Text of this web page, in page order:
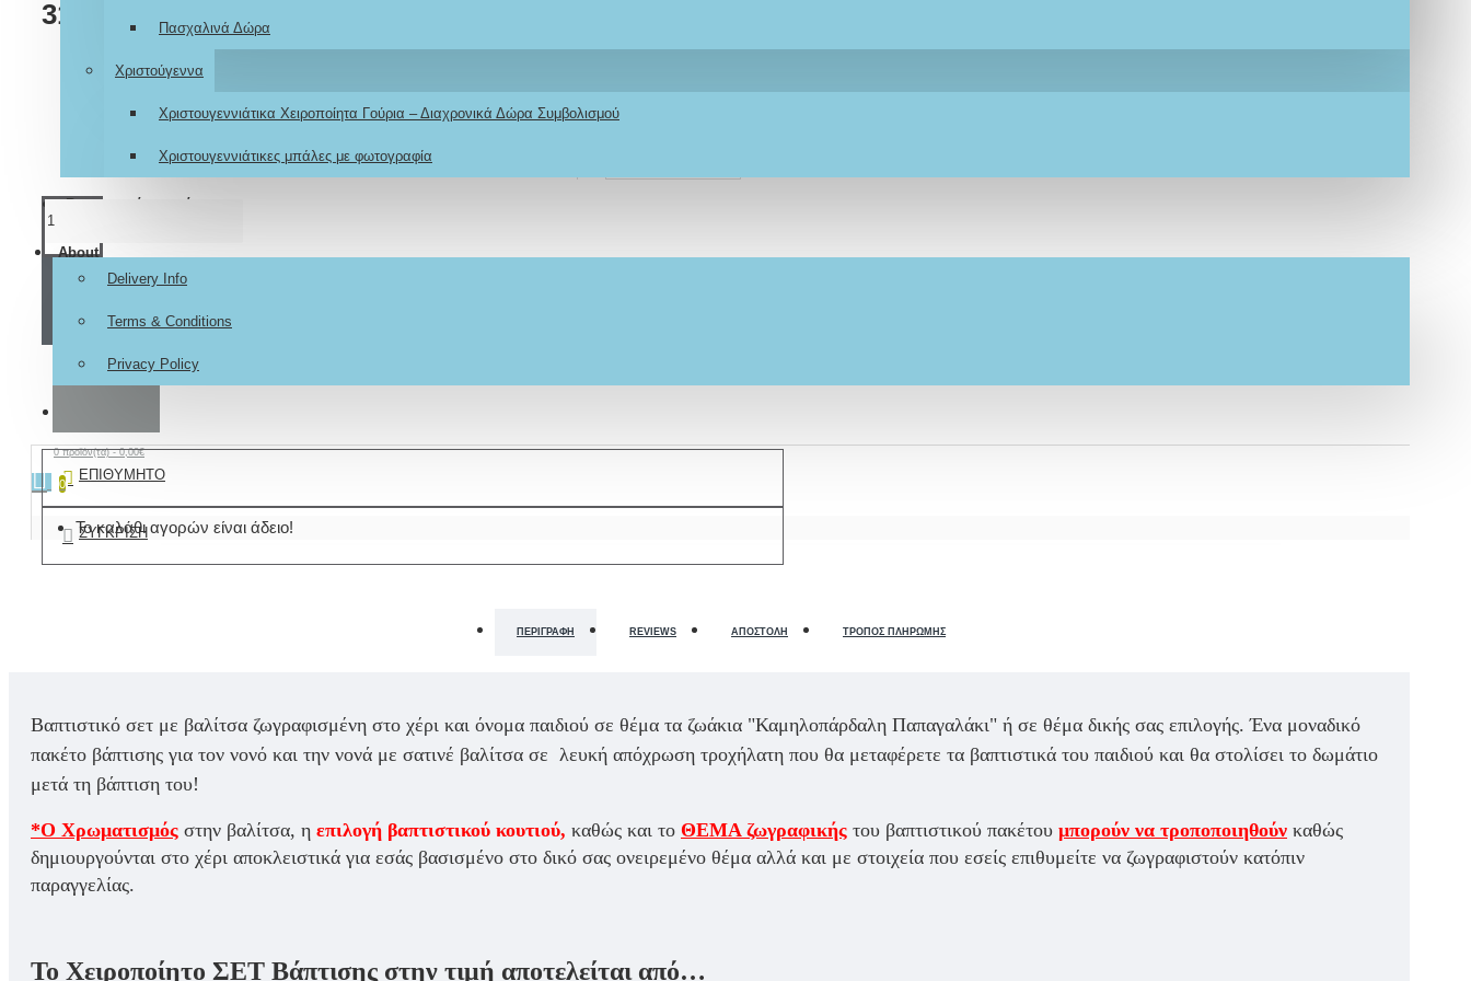
Πασχαλινά Δώρα
Χριστούγεννα
Χριστουγεννιάτικα Χειροποίητα Γούρια – Διαχρονικά Δώρα Συμβολισμού
Χριστουγεννιάτικες μπάλες με φωτογραφία
Βαπτιστικά κουτιά
About
Delivery Info
Terms & Conditions
Privacy Policy
0 προϊόν(τα) - 0,00€
0
Το καλάθι αγορών είναι άδειο!
315,00€
Stock:
ΚΑΛΆΘΙ
ΑΓΟΡΆ
ΕΠΙΘΥΜΗΤΌ
ΣΎΓΚΡΙΣΗ
ΠΕΡΙΓΡΑΦΉ REVIEWS ΑΠΟΣΤΟΛΉ ΤΡΌΠΟΣ ΠΛΗΡΩΜΉΣ
Βαπτιστικό σετ με βαλίτσα ζωγραφισμένη στο χέρι και όνομα παιδιού σε θέμα τα ζωάκια "Καμηλοπάρδαλη Παπαγαλάκι" ή σε θέμα δικής σας επιλογής. Ένα μοναδικό
πακέτο βάπτισης για τον νονό και την νονά με σατινέ βαλίτσα σε λευκή απόχρωση τροχήλατη που θα μεταφέρετε τα βαπτιστικά του παιδιού και θα στολίσει το δωμάτιο
μετά τη βάπτιση του!
*Ο Χρωματισμός στην βαλίτσα, η επιλογή βαπτιστικού κουτιού, καθώς και το ΘΕΜΑ ζωγραφικής του βαπτιστικού πακέτου μπορούν να τροποποιηθούν καθώς
δημιουργούνται στο χέρι αποκλειστικά για εσάς βασισμένο στο δικό σας ονειρεμένο θέμα αλλά και με στοιχεία που εσείς επιθυμείτε να ζωγραφιστούν κατόπιν
παραγγελίας.
Το Χειροποίητο ΣΕΤ Βάπτισης στην τιμή αποτελείται από…